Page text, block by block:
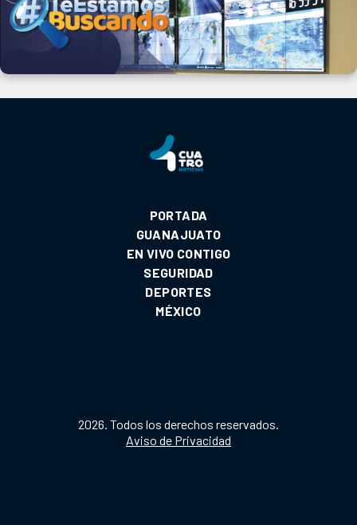
PORTADA
GUANAJUATO
EN VIVO CONTIGO
SEGURIDAD
DEPORTES
MÉXICO
2026. Todos los derechos reservados.
Aviso de Privacidad